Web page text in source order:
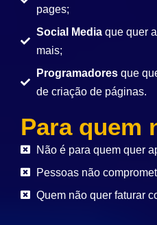
pages;
Social Media que quer
mais;
Programadores que
de criação de páginas.
Para quem
Não é para quem quer
Pessoas não
Quem não quer faturar